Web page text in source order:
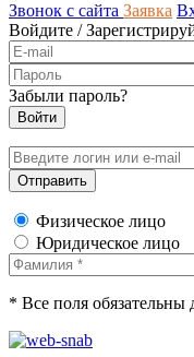
Звонок с сайта Заявка
Войдите /
Забыли пароль?
Физическое лицо
Юридическое лицо
* Все поля обязательны